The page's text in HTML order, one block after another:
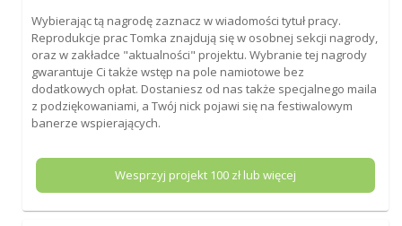
Wybierając tą nagrodę zaznacz w wiadomości tytuł pracy.
Reprodukcje prac Tomka znajdują się w osobnej sekcji nagrody,
oraz w zakładce "aktualności" projektu. Wybranie tej nagrody
gwarantuje Ci także wstęp na pole namiotowe bez
dodatkowych opłat. Dostaniesz od nas także specjalnego maila
z podziękowaniami, a Twój nick pojawi się na festiwalowym
banerze wspierających.
Wesprzyj projekt 100zł lub więcej